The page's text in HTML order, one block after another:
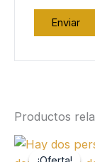
Productos